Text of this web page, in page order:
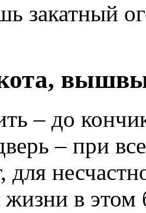
закатный
– до
– при
в этом